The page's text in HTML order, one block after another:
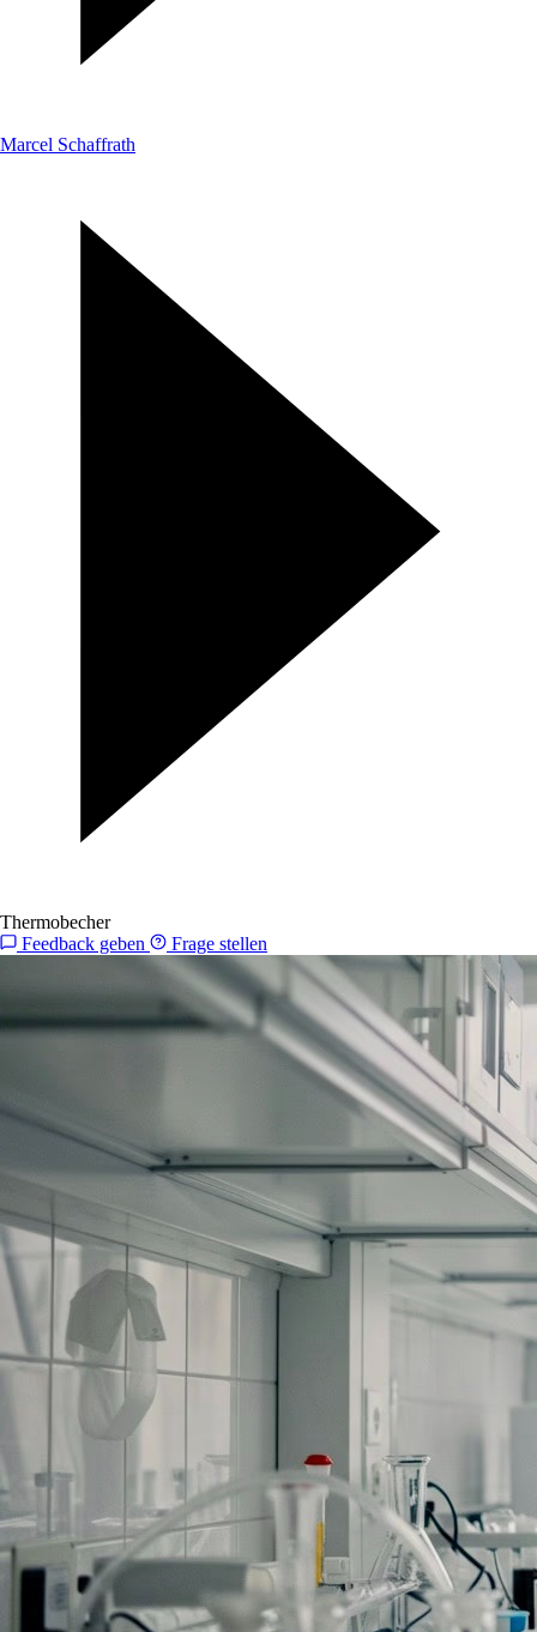
Marcel Schaffrath
Thermobecher
Feedback geben
Frage stellen